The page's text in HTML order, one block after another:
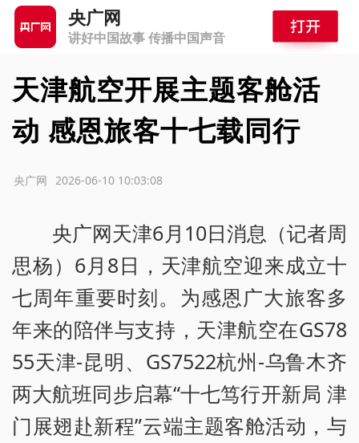
央广网
讲好中国故事 传播中国声音
天津航空开展主题客舱活
动 感恩旅客十七载同行
2026-06-10 10:03:08
央广网
央广网天津6月10日消息（记者周
思杨）6月8日，天津航空迎来成立十
七周年重要时刻。为感恩广大旅客多
年来的陪伴与支持，天津航空在GS78
55天津-昆明、GS7522杭州-乌鲁木齐
两大航班同步启幕“十七笃行开新局 津
门展翅赴新程”云端主题客舱活动，与